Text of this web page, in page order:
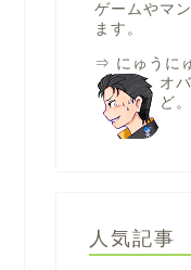
ゲームやマ
ます。
⇒ にゅうに
オ
ど。
人気記事